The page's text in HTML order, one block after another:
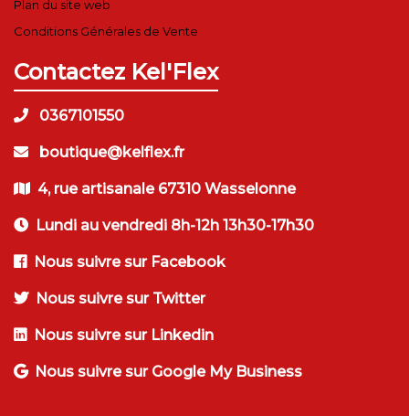
Plan du site web
Conditions Générales de Vente
Contactez Kel'Flex
0367101550
boutique@kelflex.fr
4, rue artisanale 67310 Wasselonne
Lundi au vendredi 8h-12h 13h30-17h30
Nous suivre sur Facebook
Nous suivre sur Twitter
Nous suivre sur Linkedin
Nous suivre sur Google My Business